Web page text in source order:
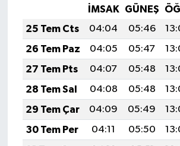
İMSAK GÜNEŞ
25 Tem Cts
04:04 05:46
26 Tem Paz
04:05 05:47
27 Tem Pts
04:07 05:48
28 Tem Sal
04:08 05:48
29 Tem Çar
04:09 05:49
30 Tem Per
04:11 05:50
HEDEF2020
OTOMOBİL
MİZAH
TARİH